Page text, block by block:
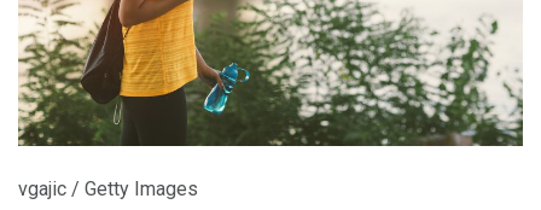
vgajic / Getty Images